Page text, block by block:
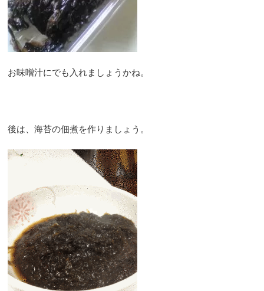
お味噌汁にでも入れましょうかね。
後は、海苔の佃煮を作りましょう。